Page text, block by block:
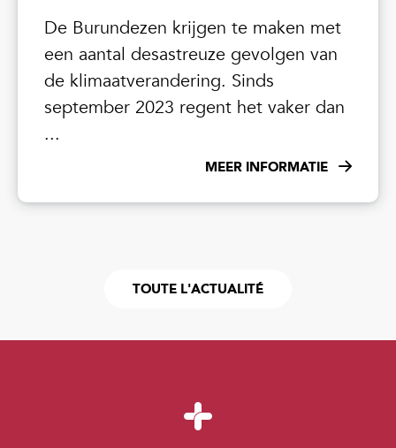
De Burundezen krijgen te maken met
een aantal desastreuze gevolgen van
de klimaatverandering. Sinds
september 2023 regent het vaker dan
...
MEER INFORMATIE
TOUTE L'ACTUALITÉ